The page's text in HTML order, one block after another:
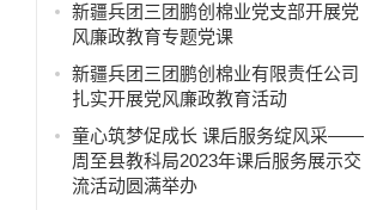
新疆兵团三团鹏创棉业党支部开展党
风廉政教育专题党课
新疆兵团三团鹏创棉业有限责任公司
扎实开展党风廉政教育活动
童心筑梦促成长 课后服务绽风采——
周至县教科局2023年课后服务展示交
流活动圆满举办